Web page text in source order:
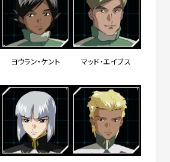
ヨウラン・ケント マッド・エイブス